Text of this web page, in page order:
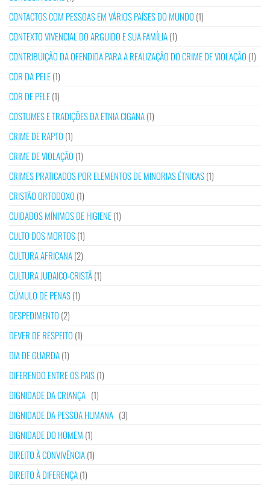
CONTACTOS COM PESSOAS EM VÁRIOS PAÍSES DO MUNDO (1)
CONTEXTO VIVENCIAL DO ARGUIDO E SUA FAMÍLIA(1)
CONTRIBUIÇÃO DA OFENDIDA PARA A REALIZAÇÃO DO CRIME DE VIOLAÇÃO (1)
COR DA PELE(1)
COR DE PELE(1)
COSTUMES E TRADIÇÕES DA ETNIA CIGANA(1)
CRIME DE RAPTO (1)
CRIME DE VIOLAÇÃO (1)
CRIMES PRATICADOS POR ELEMENTOS DE MINORIAS ÉTNICAS(1)
CRISTÃO ORTODOXO (1)
CUIDADOS MÍNIMOS DE HIGIENE(1)
CULTO DOS MORTOS(1)
CULTURA AFRICANA(2)
CULTURA JUDAICO-CRISTÃ(1)
CÚMULO DE PENAS(1)
DESPEDIMENTO (2)
DEVER DE RESPEITO (1)
DIA DE GUARDA(1)
DIFERENDO ENTRE OS PAIS(1)
DIGNIDADE DA CRIANÇA (1)
DIGNIDADE DA PESSOA HUMANA (3)
DIGNIDADE DO HOMEM (1)
DIREITO À CONVIVÊNCIA(1)
DIREITO À DIFERENÇA(1)